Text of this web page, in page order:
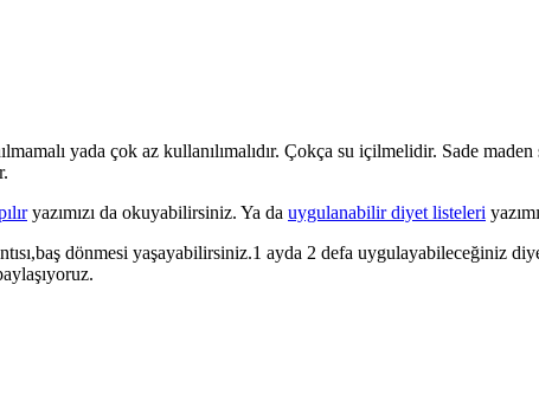
yada çok az kullanılımalıdır. Çokça su içilmelidir. Sade
yazımızı da okuyabilirsiniz. Ya da uygulanabilir diyet listeleri
dönmesi yaşayabilirsiniz.1 ayda 2 defa uygulayabileceğiniz